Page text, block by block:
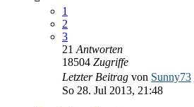
1
2
3
21 Antworten
18504 Zugriffe
Letzter Beitrag von Sunny73
So 28. Jul 2013, 21:48